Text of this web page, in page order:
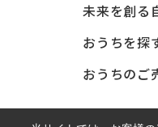
未来を創る
おうちを探
おうちのご